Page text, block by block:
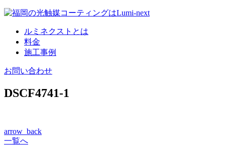
コ
ルミネクストとは
料金
施工事例
お問い合わせ
DSCF4741-1
arrow_back
一覧へ